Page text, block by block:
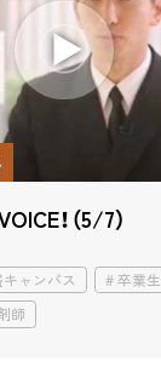
！（5/7）
キャンパス
卒業生
師